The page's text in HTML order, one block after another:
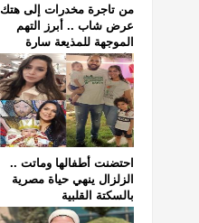
من تاجرة مخدرات إلى هتك
عرض شاب .. أبرز التهم
الموجهة للمذيعة سارة
خليفة
احتضنت أطفالها وماتت ..
الزلزال ينهي حياة مصرية
بالسكتة القلبية